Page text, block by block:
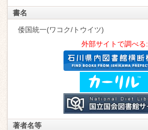
書名
倭国統一(ワコク/トウイツ)
外部サイトで調べる:
著者名等